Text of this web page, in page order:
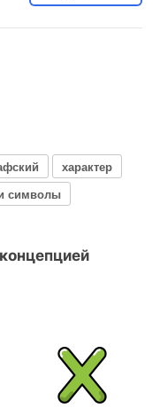
характер
символы